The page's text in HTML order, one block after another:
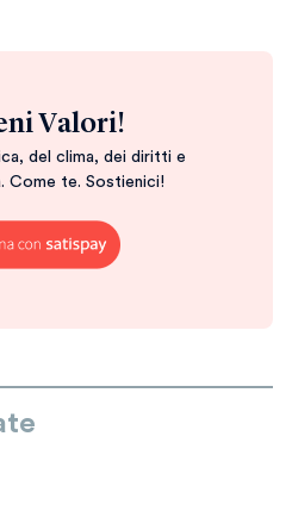
Valori!
del clima, dei diritti e
Come te. Sostienici!